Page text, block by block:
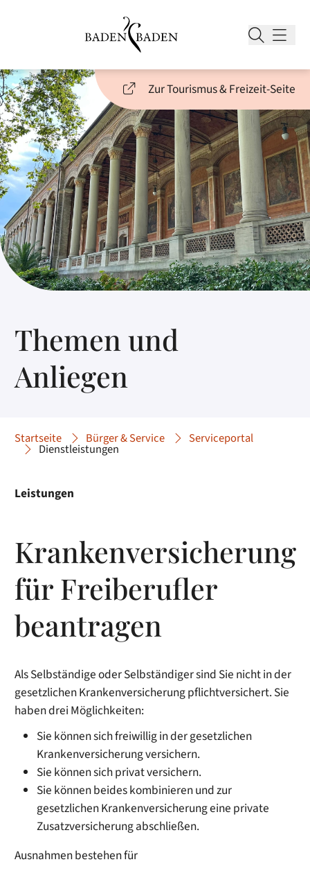
Zur Tourismus & Freizeit-Seite
Themen und
Anliegen
Startseite Bürger & Service Serviceportal
Dienstleistungen
Leistungen
Krankenversicherung
für Freiberufler
beantragen
Als Selbständige oder Selbständiger sind Sie nicht in der
gesetzlichen Krankenversicherung pflichtversichert. Sie
haben drei Möglichkeiten:
Sie können sich freiwillig in der gesetzlichen
Krankenversicherung versichern.
Sie können sich privat versichern.
Sie können beides kombinieren und zur
gesetzlichen Krankenversicherung eine private
Zusatzversicherung abschließen.
Ausnahmen bestehen für